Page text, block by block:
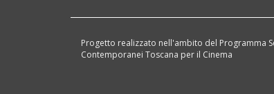
Progetto realizzato nell'ambito del Programma
Contemporanei Toscana per il Cinema